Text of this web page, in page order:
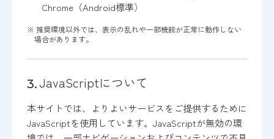
Chrome（Android標準）
※ 推奨環境以外では、表示の乱れや一部機能が正常に動作しない
場合があります。
JavaScriptについて
本サイトでは、よりよいサービスをご提供するために
JavaScriptを使用しています。JavaScriptが無効の環